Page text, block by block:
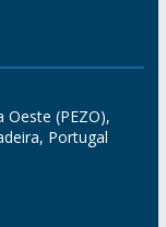
Oeste (PEZO),
Portugal